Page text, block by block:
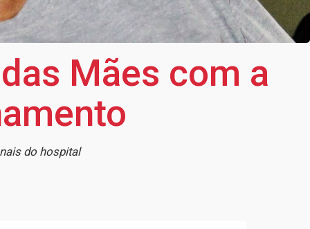
Mães com a
do hospital